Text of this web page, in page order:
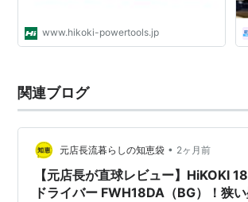
www.hikoki-powertools.jp
関連ブログ
元店長流暮らしの知恵袋 • 2ヶ月前
【元店長が直球レビュー】HiKOKI
ドライバー FWH18DA（BG）！狭